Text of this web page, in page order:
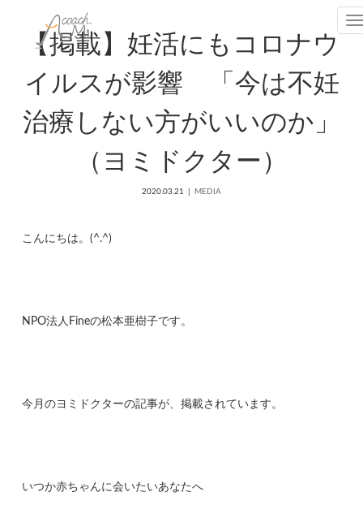
【掲載】妊活にもコロナウ
イルスが影響 「今は不妊
治療しない方がいいのか」
（ヨミドクター）
2020.03.21 MEDIA
こんにちは。(^.^)
NPO法人Fineの松本亜樹子です。
今月のヨミドクターの記事が、掲載されています。
いつか赤ちゃんに会いたいあなたへ